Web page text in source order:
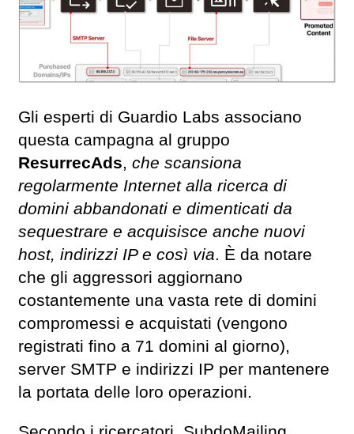
Gli esperti di Guardio Labs associano
questa campagna al gruppo
ResurrecAds, che scansiona
regolarmente Internet alla ricerca di
domini abbandonati e dimenticati da
sequestrare e acquisisce anche nuovi
host, indirizzi IP e così via. È da notare
che gli aggressori aggiornano
costantemente una vasta rete di domini
compromessi e acquistati (vengono
registrati fino a 71 domini al giorno),
server SMTP e indirizzi IP per mantenere
la portata delle loro operazioni.